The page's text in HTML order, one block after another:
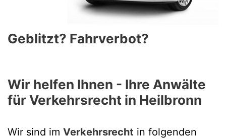
Geblitzt? Fahrverbot?
Wir helfen Ihnen - Ihre Anwälte
für Verkehrsrecht in Heilbronn
Wir sind im Verkehrsrecht in folgenden